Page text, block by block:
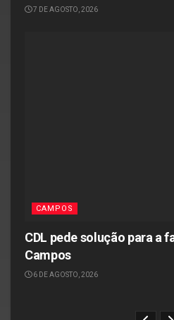
7 DE AGOSTO, 2026
CAMPOS
CDL pede solução para a
Campos
6 DE AGOSTO, 2026